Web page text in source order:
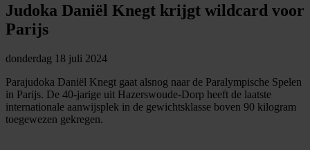
Judoka Daniël Knegt krijgt wildcard voor
Parijs
donderdag 18 juli 2024
Parajudoka Daniël Knegt gaat alsnog naar de Paralympische Spelen
in Parijs. De 40-jarige uit Hazerswoude-Dorp heeft de laatste
internationale aanwijsplek in de gewichtsklasse boven 90 kilogram
toegewezen gekregen.